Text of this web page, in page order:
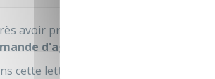
avoir pris connaissance de
d'agrément
cette lettre, l'adoptant peut préciser